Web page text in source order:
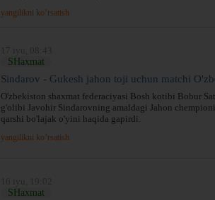
yangilikni ko’rsatish
SHaxmat
Sindarov - Gukesh jahon toji uchun matchi
O'zbekiston shaxmat federaciyasi Bosh kotibi Bobur
g'olibi Javohir Sindarovning amaldagi Jahon
qarshi bo'lajak o'yini haqida gapirdi.
yangilikni ko’rsatish
SHaxmat